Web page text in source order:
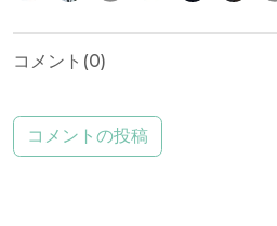
コメント(0)
コメントの投稿